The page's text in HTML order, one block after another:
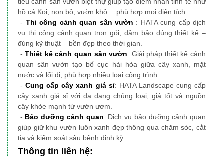
tiểu cảnh sân vườn biệt thự giúp tạo điểm nhấn tinh tế như
hồ cá Koi, non bộ, vườn khô… phù hợp mọi diện tích.
- Thi công cảnh quan sân vườn : HATA cung cấp dịch
vụ thi công cảnh quan trọn gói, đảm bảo đúng thiết kế –
đúng kỹ thuật – bền đẹp theo thời gian.
-Thiết kế cảnh quan sân vườn: Giải pháp thiết kế cảnh
quan sân vườn tạo bố cục hài hòa giữa cây xanh, mặt
nước và lối đi, phù hợp nhiều loại công trình.
-Cung cấp cây xanh giá sỉ: HATA Landscape cung cấp
cây xanh giá sỉ với đa dạng chủng loại, giá tốt và nguồn
cây khỏe mạnh từ vườn ươm.
- Bảo dưỡng cảnh quan: Dịch vụ bảo dưỡng cảnh quan
giúp giữ khu vườn luôn xanh đẹp thông qua chăm sóc, cắt
tỉa và kiểm soát sâu bệnh định kỳ.
Thông tin liên hệ: